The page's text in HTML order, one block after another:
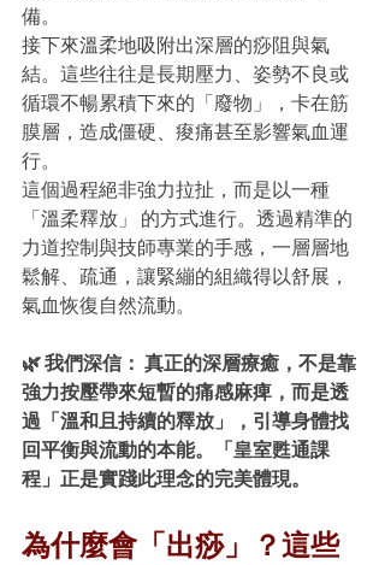
備。
接下來溫柔地吸附出深層的痧阻與氣
結。這些往往是長期壓力、姿勢不良或
循環不暢累積下來的「廢物」，卡在筋
膜層，造成僵硬、痠痛甚至影響氣血運
行。
這個過程絕非強力拉扯，而是以一種
「溫柔釋放」 的方式進行。透過精準的
力道控制與技師專業的手感，一層層地
鬆解、疏通，讓緊繃的組織得以舒展，
氣血恢復自然流動。
🌿 我們深信： 真正的深層療癒，不是靠
強力按壓帶來短暫的痛感麻痺，而是透
過「溫和且持續的釋放」，引導身體找
回平衡與流動的本能。「皇室甦通課
程」正是實踐此理念的完美體現。
為什麼會「出痧」？這些